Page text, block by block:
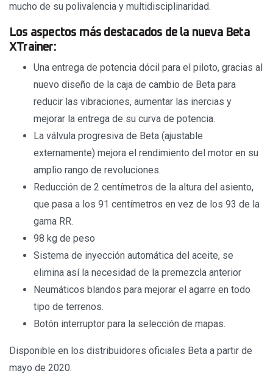
mucho de su polivalencia y multidisciplinaridad.
Los aspectos más destacados de la nueva Beta
XTrainer:
Una entrega de potencia dócil para el piloto, gracias al
nuevo diseño de la caja de cambio de Beta para
reducir las vibraciones, aumentar las inercias y
mejorar la entrega de su curva de potencia.
La válvula progresiva de Beta (ajustable
externamente) mejora el rendimiento del motor en su
amplio rango de revoluciones.
Reducción de 2 centímetros de la altura del asiento,
que pasa a los 91 centímetros en vez de los 93 de la
gama RR.
98 kg de peso
Sistema de inyección automática del aceite, se
elimina así la necesidad de la premezcla anterior
Neumáticos blandos para mejorar el agarre en todo
tipo de terrenos.
Botón interruptor para la selección de mapas.
Disponible en los distribuidores oficiales Beta a partir de
mayo de 2020.